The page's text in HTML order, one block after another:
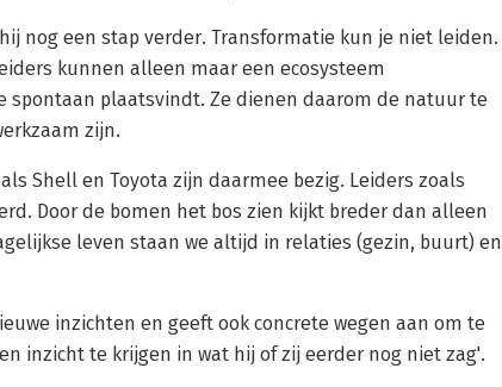
nog een stap verder. Transformatie kun je niet leiden.
kunnen alleen maar een ecosysteem
spontaan plaatsvindt. Ze dienen daarom de natuur te
zijn.
Shell en Toyota zijn daarmee bezig. Leiders zoals
Door de bomen het bos zien kijkt breder dan alleen
leven staan we altijd in relaties (gezin, buurt) en
inzichten en geeft ook concrete wegen aan om te
inzicht te krijgen in wat hij of zij eerder nog niet zag'.